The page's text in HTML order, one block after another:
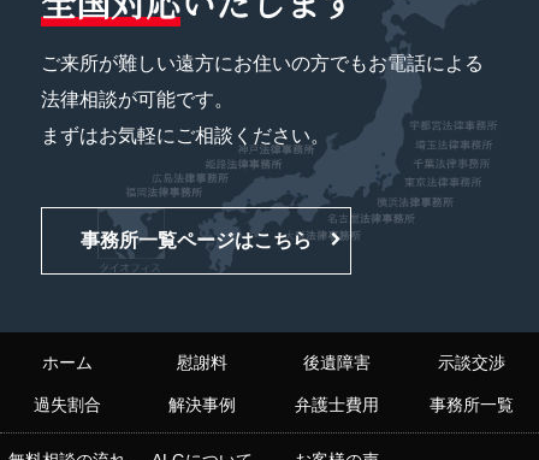
ご来所が難しい遠方にお住いの方でもお電話による
法律相談が可能です。
まずはお気軽にご相談ください。
事務所一覧ページはこちら
ホーム 慰謝料 後遺障害 示談交渉
過失割合 解決事例 弁護士費用 事務所一覧